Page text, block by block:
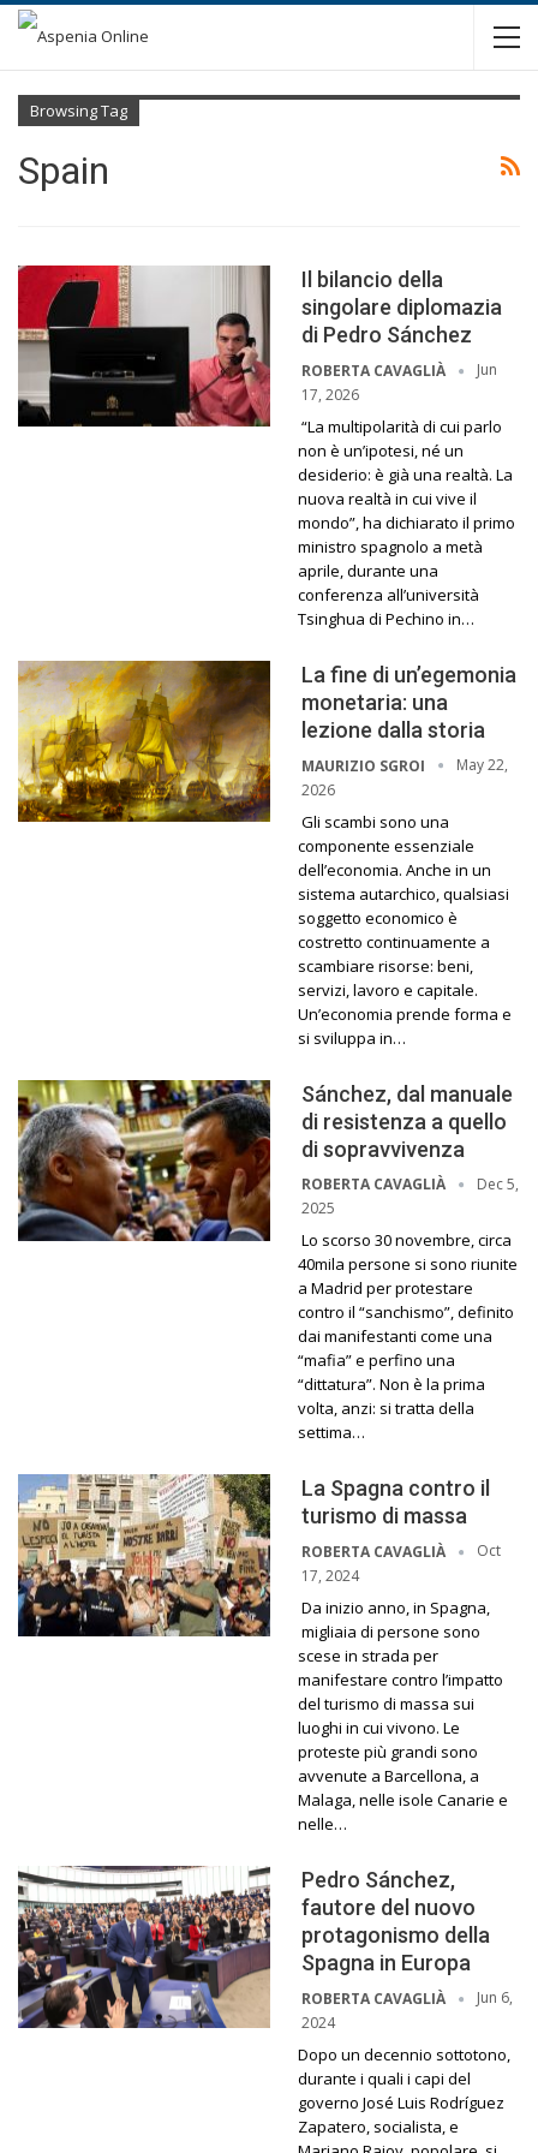
Browsing Tag
Spain
Il bilancio della
singolare diplomazia
di Pedro Sánchez
ROBERTA CAVAGLIÀ
Jun
17, 2026
“La multipolarità di cui parlo
non è un’ipotesi, né un
desiderio: è già una realtà. La
nuova realtà in cui vive il
mondo”, ha dichiarato il primo
ministro spagnolo a metà
aprile, durante una
conferenza all’università
Tsinghua di Pechino in…
La fine di un’egemonia
monetaria: una
lezione dalla storia
MAURIZIO SGROI
May 22,
2026
Gli scambi sono una
componente essenziale
dell’economia. Anche in un
sistema autarchico, qualsiasi
soggetto economico è
costretto continuamente a
scambiare risorse: beni,
servizi, lavoro e capitale.
Un’economia prende forma e
si sviluppa in…
Sánchez, dal manuale
di resistenza a quello
di sopravvivenza
ROBERTA CAVAGLIÀ
Dec 5,
2025
Lo scorso 30 novembre, circa
40mila persone si sono riunite
a Madrid per protestare
contro il “sanchismo”, definito
dai manifestanti come una
“mafia” e perfino una
“dittatura”. Non è la prima
volta, anzi: si tratta della
settima…
La Spagna contro il
turismo di massa
ROBERTA CAVAGLIÀ
Oct
17, 2024
Da inizio anno, in Spagna,
migliaia di persone sono
scese in strada per
manifestare contro l’impatto
del turismo di massa sui
luoghi in cui vivono. Le
proteste più grandi sono
avvenute a Barcellona, a
Malaga, nelle isole Canarie e
nelle…
Pedro Sánchez,
fautore del nuovo
protagonismo della
Spagna in Europa
ROBERTA CAVAGLIÀ
Jun 6,
2024
Dopo un decennio sottotono,
durante i quali i capi del
governo José Luis Rodríguez
Zapatero, socialista, e